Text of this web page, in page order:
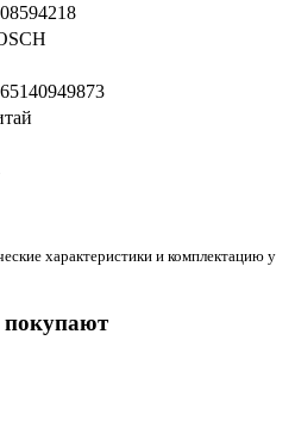
характеристики и комплектацию у
покупают